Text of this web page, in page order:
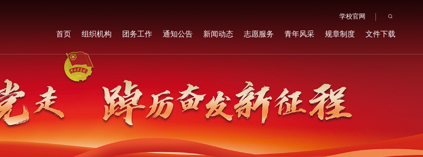
学校官网
首页 组织机构 团务工作 通知公告 新闻动态 志愿服务 青年风采 规章制度 文件下载